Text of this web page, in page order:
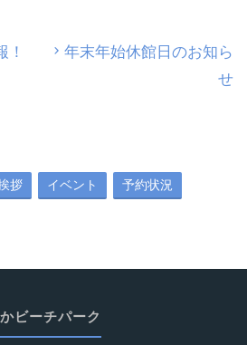
！
年末年始休館日のお知ら
せ
拶 イベント 予約状況
ビーチパーク